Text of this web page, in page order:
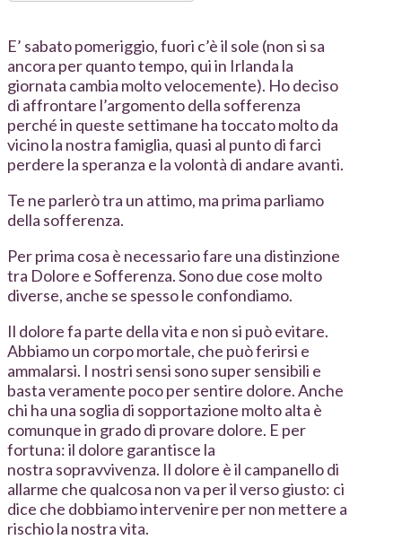
E’ sabato pomeriggio, fuori c’è il sole (non si sa
ancora per quanto tempo, qui in Irlanda la
giornata cambia molto velocemente). Ho deciso
di affrontare l’argomento della sofferenza
perché in queste settimane ha toccato molto da
vicino la nostra famiglia, quasi al punto di farci
perdere la speranza e la volontà di andare avanti.
Te ne parlerò tra un attimo, ma prima parliamo
della sofferenza.
Per prima cosa è necessario fare una distinzione
tra Dolore e Sofferenza. Sono due cose molto
diverse, anche se spesso le confondiamo.
Il dolore fa parte della vita e non si può evitare.
Abbiamo un corpo mortale, che può ferirsi e
ammalarsi. I nostri sensi sono super sensibili e
basta veramente poco per sentire dolore. Anche
chi ha una soglia di sopportazione molto alta è
comunque in grado di provare dolore. E per
fortuna: il dolore garantisce la
nostra sopravvivenza. Il dolore è il campanello di
allarme che qualcosa non va per il verso giusto: ci
dice che dobbiamo intervenire per non mettere a
rischio la nostra vita.